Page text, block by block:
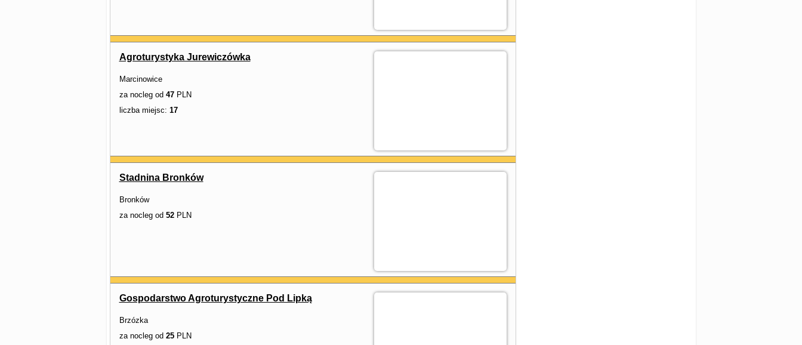
Agroturystyka Jurewiczówka
Marcinowice
za nocleg od 47PLN
liczba miejsc: 17
Stadnina Bronków
Bronków
za nocleg od 52PLN
Gospodarstwo Agroturystyczne Pod Lipką
Brzózka
za nocleg od 25PLN